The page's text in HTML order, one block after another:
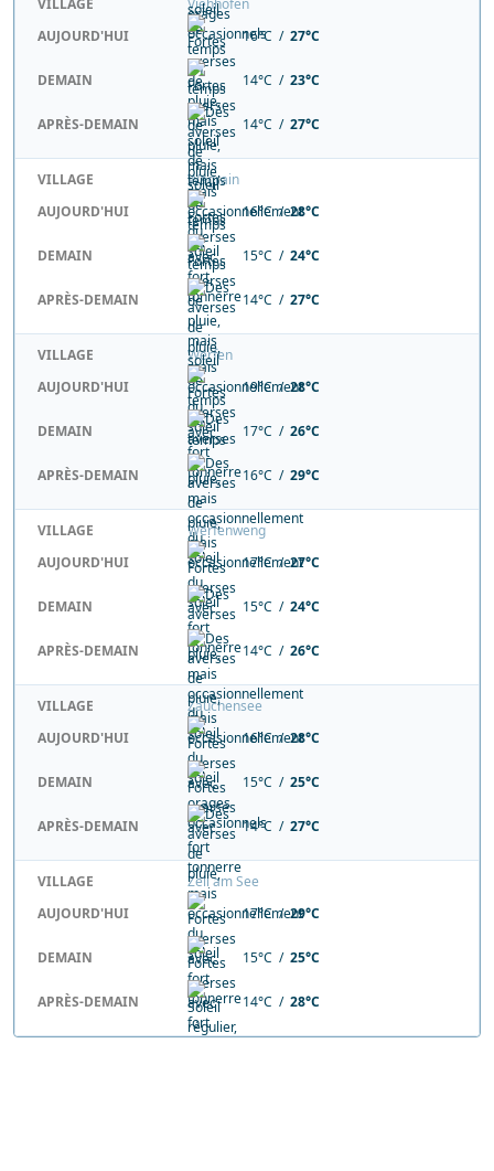
VILLAGE
Viehhofen
AUJOURD'HUI
16°C / 27°C
DEMAIN 14°C / 23°C
APRÈS-DEMAIN 14°C / 27°C
VILLAGE
Wagrain
AUJOURD'HUI
16°C /28°C
DEMAIN 15°C / 24°C
APRÈS-DEMAIN 14°C / 27°C
VILLAGE
Werfen
AUJOURD'HUI
19°C /28°C
DEMAIN 17°C / 26°C
APRÈS-DEMAIN 16°C / 29°C
VILLAGE
Werfenweng
AUJOURD'HUI
17°C /27°C
DEMAIN 15°C / 24°C
APRÈS-DEMAIN 14°C / 26°C
VILLAGE
Zauchensee
AUJOURD'HUI
16°C /28°C
DEMAIN 15°C / 25°C
APRÈS-DEMAIN 14°C / 27°C
VILLAGE
Zell am See
AUJOURD'HUI
17°C /29°C
DEMAIN 15°C / 25°C
APRÈS-DEMAIN 14°C / 28°C